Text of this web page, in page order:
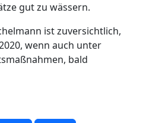
gut zu wässern.
ist zuversichtlich,
wenn auch unter
bald